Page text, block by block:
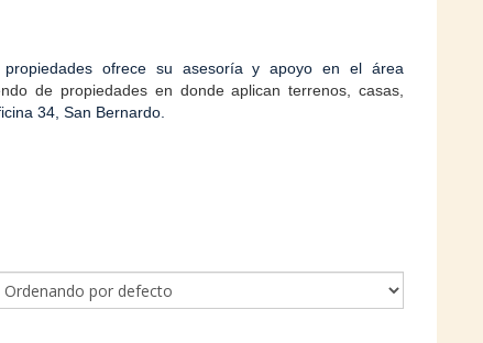
ofrece su asesoría y apoyo en el área
de propiedades en donde aplican terrenos, casas,
34, San Bernardo.